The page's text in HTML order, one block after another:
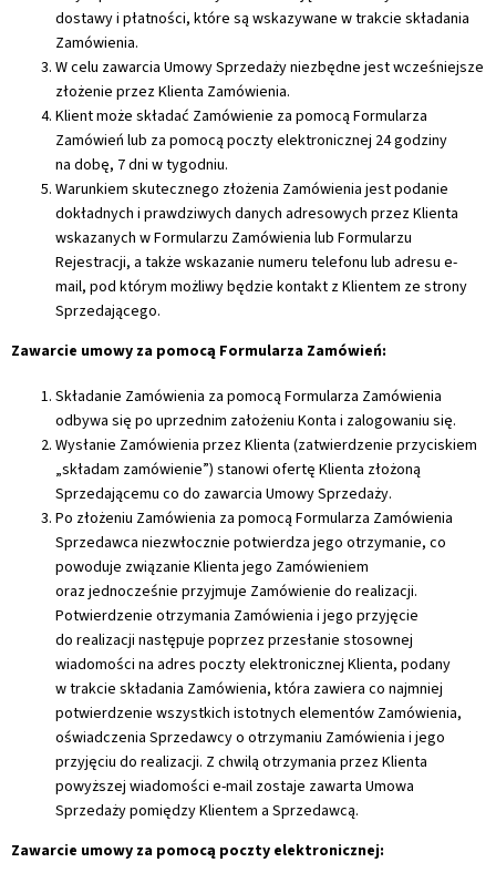
dostawy i płatności, które są wskazywane w trakcie składania
Zamówienia.
W celu zawarcia Umowy Sprzedaży niezbędne jest wcześniejsze
złożenie przez Klienta Zamówienia.
Klient może składać Zamówienie za pomocą Formularza
Zamówień lub za pomocą poczty elektronicznej 24 godziny
na dobę, 7 dni w tygodniu.
Warunkiem skutecznego złożenia Zamówienia jest podanie
dokładnych i prawdziwych danych adresowych przez Klienta
wskazanych w Formularzu Zamówienia lub Formularzu
Rejestracji, a także wskazanie numeru telefonu lub adresu e-
mail, pod którym możliwy będzie kontakt z Klientem ze strony
Sprzedającego.
Zawarcie umowy za pomocą Formularza Zamówień:
Składanie Zamówienia za pomocą Formularza Zamówienia
odbywa się po uprzednim założeniu Konta i zalogowaniu się.
Wysłanie Zamówienia przez Klienta (zatwierdzenie przyciskiem
„składam zamówienie”) stanowi ofertę Klienta złożoną
Sprzedającemu co do zawarcia Umowy Sprzedaży.
Po złożeniu Zamówienia za pomocą Formularza Zamówienia
Sprzedawca niezwłocznie potwierdza jego otrzymanie, co
powoduje związanie Klienta jego Zamówieniem
oraz jednocześnie przyjmuje Zamówienie do realizacji.
Potwierdzenie otrzymania Zamówienia i jego przyjęcie
do realizacji następuje poprzez przesłanie stosownej
wiadomości na adres poczty elektronicznej Klienta, podany
w trakcie składania Zamówienia, która zawiera co najmniej
potwierdzenie wszystkich istotnych elementów Zamówienia,
oświadczenia Sprzedawcy o otrzymaniu Zamówienia i jego
przyjęciu do realizacji. Z chwilą otrzymania przez Klienta
powyższej wiadomości e-mail zostaje zawarta Umowa
Sprzedaży pomiędzy Klientem a Sprzedawcą.
Zawarcie umowy za pomocą poczty elektronicznej: